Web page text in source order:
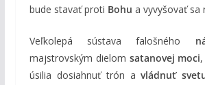
bude stavať proti Bohu a vyvyšovať sa
Veľkolepá sústava falošného
majstrovským dielom satanovej moci
úsilia dosiahnuť trón avládnuť